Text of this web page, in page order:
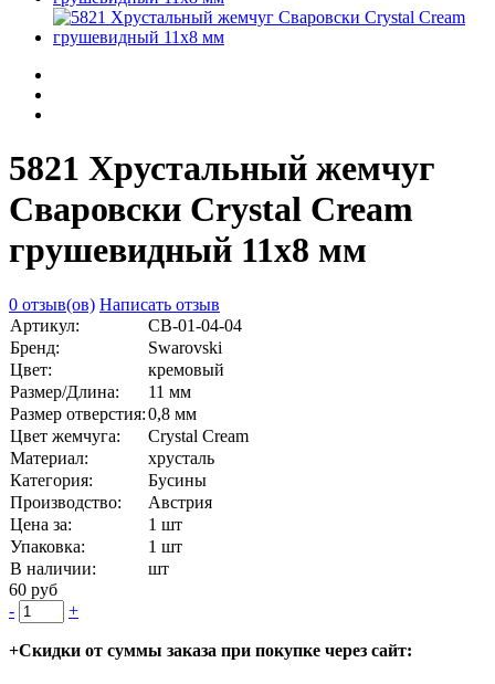
5821 Хрустальный жемчуг
Сваровски Crystal Cream
грушевидный 11х8 мм
0 отзыв(ов) Написать отзыв
Артикул:
СВ-01-04-04
Бренд:
Swarovski
Цвет:
кремовый
Размер/Длина:
11 мм
Размер отверстия:0,8 мм
Цвет жемчуга:
Crystal Cream
Материал:
хрусталь
Категория:
Бусины
Производство:
Австрия
Цена за:
1 шт
Упаковка:
1 шт
В наличии:
шт
60 руб
-
+
+Скидки от суммы заказа при покупке через сайт: